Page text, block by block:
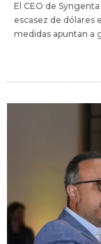
El CEO de
escasez de dólares
medidas apuntan a